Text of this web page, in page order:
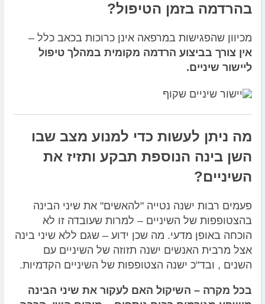
בהרדמה בזמן הטיפול?
מכיוון שהפגישות במרפאה אינן כרוכות בכאב כלל –
אין צורך בביצוע הרדמה מקומית במהלך טיפול
ליישור שיניים.
מה ניתן לעשות כדי למנוע מצב שבו
השן בינה הנוספת תבקע ותזיז את
השיניים?
פעמים רבות ישנה נטייה "להאשים" את שיני הבינה
בהצטופפות של השיניים – למרות שעובדה זו לא
הוכחה באופן מדעי. מה שכן ידוע – שגם ללא שיני בינה
אצל מרבית האנשים ישנה תזוזה של השיניים עם
השנים , ובד"כ ישנה הצטופפות של השיניים הקדמיות.
בכל מקרה – השיקול האם לעקור את שיני הבינה